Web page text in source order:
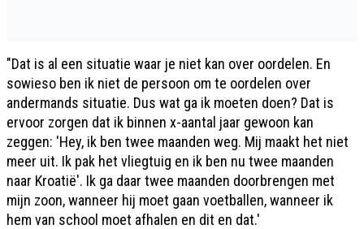
"Dat is al een situatie waar je niet kan over oordelen. En
sowieso ben ik niet de persoon om te oordelen over
andermands situatie. Dus wat ga ik moeten doen? Dat is
ervoor zorgen dat ik binnen x-aantal jaar gewoon kan
zeggen: 'Hey, ik ben twee maanden weg. Mij maakt het niet
meer uit. Ik pak het vliegtuig en ik ben nu twee maanden
naar Kroatië'. Ik ga daar twee maanden doorbrengen met
mijn zoon, wanneer hij moet gaan voetballen, wanneer ik
hem van school moet afhalen en dit en dat.'